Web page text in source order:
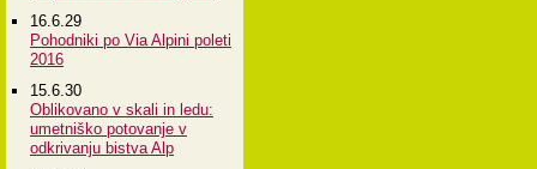
16.6.29
Pohodniki po Via Alpini poleti
2016
15.6.30
Oblikovano v skali in ledu:
umetniško potovanje v
odkrivanju bistva Alp